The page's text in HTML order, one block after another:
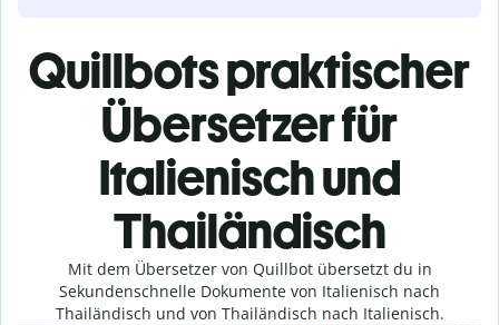
Quillbots praktischer
Übersetzer für
Italienisch und
Thailändisch
Mit dem Übersetzer von Quillbot übersetzt du in
Sekundenschnelle Dokumente von Italienisch nach
Thailändisch und von Thailändisch nach Italienisch.